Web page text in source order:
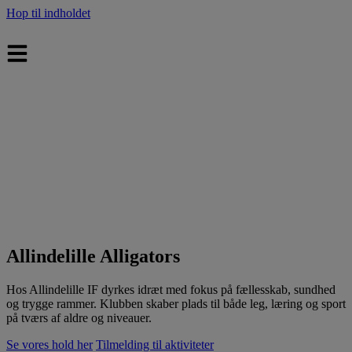
Hop til indholdet
Allindelille Alligators
Hos Allindelille IF dyrkes idræt med fokus på fællesskab, sundhed
og trygge rammer. Klubben skaber plads til både leg, læring og sport
på tværs af aldre og niveauer.
Se vores hold her Tilmelding til aktiviteter